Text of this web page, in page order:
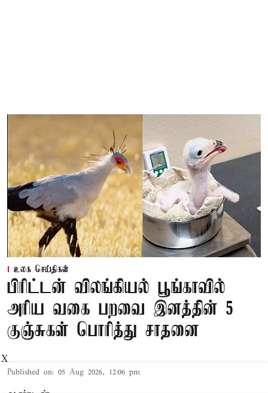
உலக செய்திகள்
பிரிட்டன் விலங்கியல் பூங்காவில்
அரிய வகை பறவை இனத்தின் 5
குஞ்சுகள் பொரித்து சாதனை
Published on: 05 Aug 2026, 12:06 pm
X